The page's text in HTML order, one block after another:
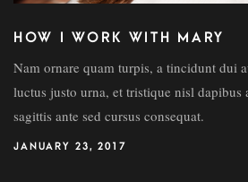
HOW I WORK WITH MARY
Nam ornare quam turpis, a tincidunt dui
luctus justo urna, et tristique nisl dapibus
sagittis ante sed cursus consequat.
JANUARY 23, 2017